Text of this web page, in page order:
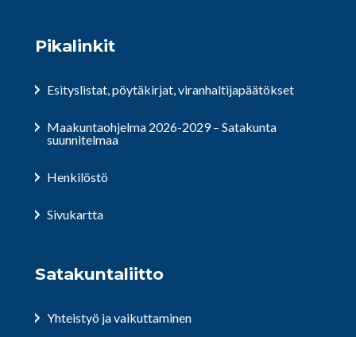
Pikalinkit
Esityslistat, pöytäkirjat, viranhaltijapäätökset
Maakuntaohjelma 2026-2029 – Satakunta
suunnitelmaa
Henkilöstö
Sivukartta
Satakuntaliitto
Yhteistyö ja vaikuttaminen